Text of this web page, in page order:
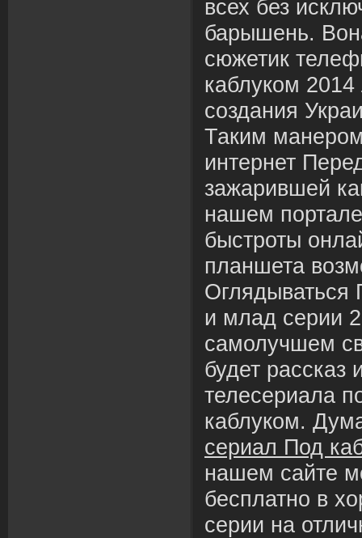
всех без
барышень.
сюжетик
каблуком
создания
Таким
интернет
зажарившей
нашем
быстроты
планшета
Оглядываться
и млад серии
самолучшем
будет рассказ
телесериала
каблуком.
сериал Под
нашем сайте
бесплатно в
серии на